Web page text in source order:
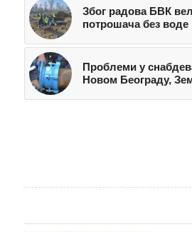
Због радова БВК
потрошача без воде
Проблеми у
Новом Београду,